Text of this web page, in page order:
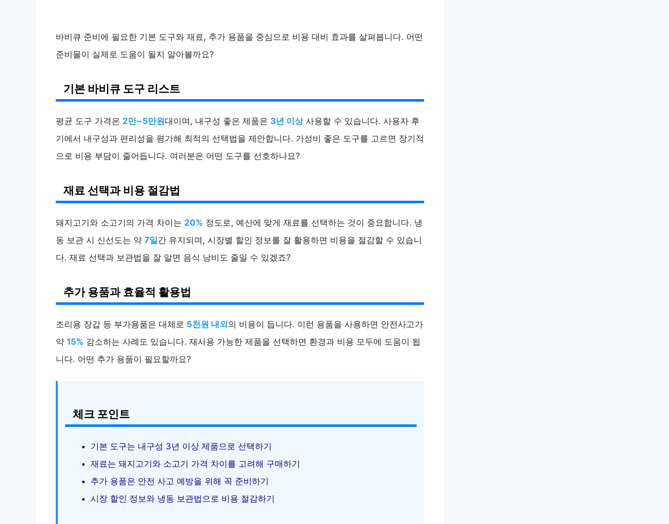
바비큐 준비에 필요한 기본 도구와 재료, 추가 용품을 중심으로 비용 대비 효과를 살펴봅니다. 어떤
준비물이 실제로 도움이 될지 알아볼까요?
기본 바비큐 도구 리스트
평균 도구 가격은 2만~5만원대이며, 내구성 좋은 제품은 3년 이상사용할 수 있습니다. 사용자 후
기에서 내구성과 편리성을 평가해 최적의 선택법을 제안합니다. 가성비 좋은 도구를 고르면 장기적
으로 비용 부담이 줄어듭니다. 여러분은 어떤 도구를 선호하나요?
재료 선택과 비용 절감법
돼지고기와 소고기의 가격 차이는 20% 정도로, 예산에 맞게 재료를 선택하는 것이 중요합니다. 냉
동 보관 시 신선도는 약 7일간 유지되며, 시장별 할인 정보를 잘 활용하면 비용을 절감할 수 있습니
다. 재료 선택과 보관법을 잘 알면 음식 낭비도 줄일 수 있겠죠?
추가 용품과 효율적 활용법
조리용 장갑 등 부가용품은 대체로 5천원 내외 의 비용이 듭니다. 이런 용품을 사용하면 안전사고가
약 15% 감소하는 사례도 있습니다. 재사용 가능한 제품을 선택하면 환경과 비용 모두에 도움이 됩
니다. 어떤 추가 용품이 필요할까요?
체크 포인트
기본 도구는 내구성 3년 이상 제품으로 선택하기
재료는 돼지고기와 소고기 가격 차이를 고려해 구매하기
추가 용품은 안전 사고 예방을 위해 꼭 준비하기
시장 할인 정보와 냉동 보관법으로 비용 절감하기